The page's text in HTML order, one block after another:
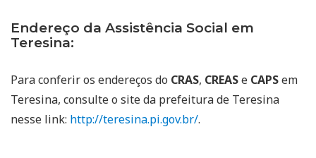
Endereço da Assistência Social em
Teresina:
Para conferir os endereços do CRAS, CREASe CAPSem
Teresina, consulte o site da prefeitura de Teresina
nesse link: http://teresina.pi.gov.br/.